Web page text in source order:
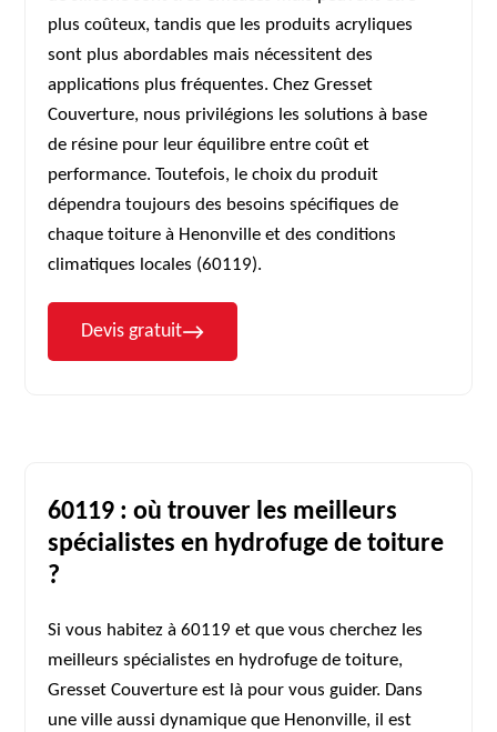
plus coûteux, tandis que les produits acryliques
sont plus abordables mais nécessitent des
applications plus fréquentes. Chez Gresset
Couverture, nous privilégions les solutions à base
de résine pour leur équilibre entre coût et
performance. Toutefois, le choix du produit
dépendra toujours des besoins spécifiques de
chaque toiture à Henonville et des conditions
climatiques locales (60119).
Devis gratuit
60119 : où trouver les meilleurs
spécialistes en hydrofuge de toiture
?
Si vous habitez à 60119 et que vous cherchez les
meilleurs spécialistes en hydrofuge de toiture,
Gresset Couverture est là pour vous guider. Dans
une ville aussi dynamique que Henonville, il est